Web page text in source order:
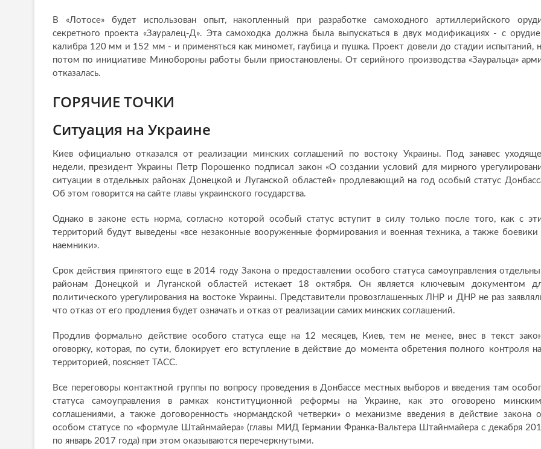
В «Лотосе» будет использован опыт, накопленный при разработке самоходного артиллерийского
секретного проекта «Зауралец-Д». Эта самоходка должна была выпускаться в двух модификациях - с
калибра 120 мм и 152 мм - и применяться как миномет, гаубица и пушка. Проект довели до стадии испытаний,
потом по инициативе Минобороны работы были приостановлены. От серийного производства «Зауральца»
отказалась.
ГОРЯЧИЕ ТОЧКИ
Ситуация на Украине
Киев официально отказался от реализации минских соглашений по востоку Украины. Под занавес
недели, президент Украины Петр Порошенко подписал закон «О создании условий для мирного
ситуации в отдельных районах Донецкой и Луганской областей» продлевающий на год особый статус
Об этом говорится на сайте главы украинского государства.
Однако в законе есть норма, согласно которой особый статус вступит в силу только после того, как с
территорий будут выведены «все незаконные вооруженные формирования и военная техника, а также боевики
наемники».
Срок действия принятого еще в 2014 году Закона о предоставлении особого статуса самоуправления
районам Донецкой и Луганской областей истекает 18 октября. Он является ключевым документом
политического урегулирования на востоке Украины. Представители провозглашенных ЛНР и ДНР не раз
что отказ от его продления будет означать и отказ от реализации самих минских соглашений.
Продлив формально действие особого статуса еще на 12 месяцев, Киев, тем не менее, внес в текст
оговорку, которая, по сути, блокирует его вступление в действие до момента обретения полного контроля
территорией, поясняет ТАСС.
Все переговоры контактной группы по вопросу проведения в Донбассе местных выборов и введения там
статуса самоуправления в рамках конституционной реформы на Украине, как это оговорено
соглашениями, а также договоренность «нормандской четверки» о механизме введения в действие закона
особом статусе по «формуле Штайнмайера» (главы МИД Германии Франка-Вальтера Штайнмайера с декабря
по январь 2017 года) при этом оказываются перечеркнутыми.